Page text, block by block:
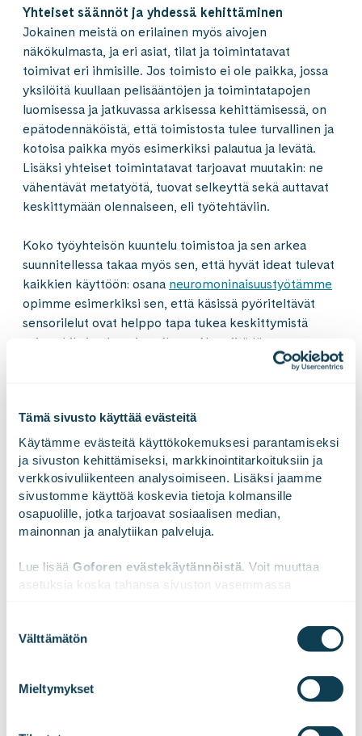
Tämä sivusto käyttää evästeitä
Käytämme evästeitä käyttökokemuksesi parantamiseksi
ja sivuston kehittämiseksi, markkinointitarkoituksiin ja
verkkosivuliikenteen analysoimiseen. Lisäksi jaamme
sivustomme käyttöä koskevia tietoja kolmansille
osapuolille, jotka tarjoavat sosiaalisen median,
mainonnan ja analytiikan palveluja.
Lue lisää Goforen evästekäytännöistä . Voit muuttaa
asetuksia koska tahansa sivuston vasemmassa
valinta
Välttämätön
Mieltymykset
Yhteiset säännöt ja yhdessä kehittäminen
Jokainen meistä on erilainen myös aivojen
näkökulmasta, ja eri asiat, tilat ja toimintatavat
toimivat eri ihmisille. Jos toimisto ei ole paikka, jossa
yksilöitä kuullaan pelisääntöjen ja toimintatapojen
luomisessa ja jatkuvassa arkisessa kehittämisessä, on
epätodennäköistä, että toimistosta tulee turvallinen ja
kotoisa paikka myös esimerkiksi palautua ja levätä.
Lisäksi yhteiset toimintatavat tarjoavat muutakin: ne
vähentävät metatyötä, tuovat selkeyttä sekä auttavat
keskittymään olennaiseen, eli työtehtäviin.
Koko työyhteisön kuuntelu toimistoa ja sen arkea
suunnitellessa takaa myös sen, että hyvät ideat tulevat
kaikkien käyttöön: osana neuromoninaisuustyötämme
opimme esimerkiksi sen, että käsissä pyöriteltävät
sensorilelut ovat helppo tapa tukea keskittymistä
esimerkiksi palaverien aikana. Nyt niitä löytyy
Miten onnistumista mitataan?